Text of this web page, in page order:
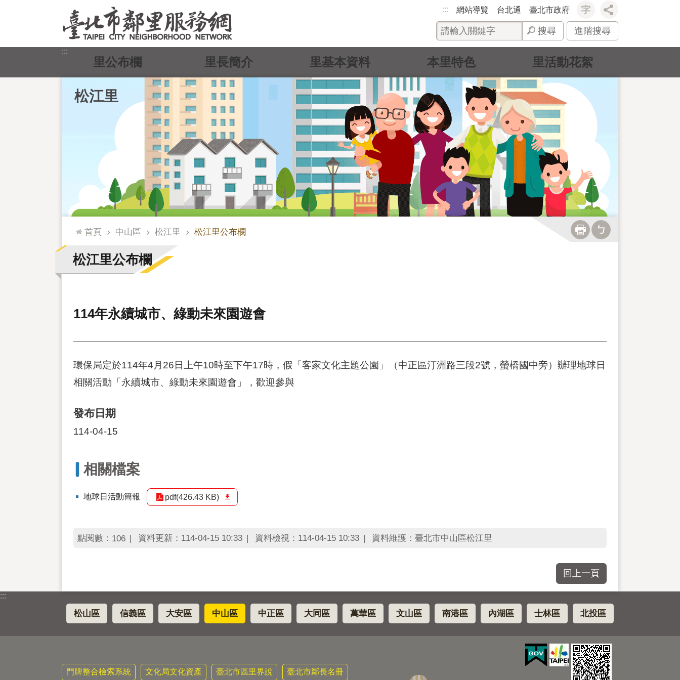
::: 網站導覽 台北通 臺北市政府
搜尋 進階搜尋
:::
松江里
里公布欄 里長簡介 里基本資料 本里特色 里活動花絮
::: 首頁 中山區 松江里 松江里公布欄
松江里公布欄
114年永續城市、綠動未來園遊會
環保局定於114年4月26日上午10時至下午17時，假「客家文化主題公園」（中正區汀洲路三段2號，螢橋國中旁）辦理地球日
相關活動「永續城市、綠動未來園遊會」，歡迎參與
發布日期
114-04-15
相關檔案
地球日活動簡報 pdf(426.43 KB)
點閱數： 106 資料更新：114-04-15 10:33 資料檢視：114-04-15 10:33 資料維護：臺北市中山區松江里
回上一頁
:::
松山區 信義區 大安區 中山區 中正區 大同區 萬華區 文山區 南港區 內湖區 士林區 北投區
門牌整合檢索系統 文化局文化資產 臺北市區里界說 臺北市鄰長名冊